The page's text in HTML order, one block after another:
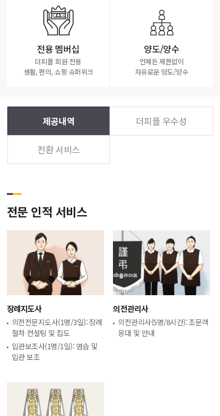
전용 멤버십
더피플 회원 전용
생활, 편의, 쇼핑 슈퍼위크
양도/양수
언제든 제한없이
자유로운 양도/양수
제공내역 더피플 우수성
전환 서비스
전문 인적 서비스
장례지도사
의전전문지도사(1명/3일): 장례
절차 컨설팅 및 집도
입관보조사(1명/1일): 염습 및
입관 보조
의전관리사
의전관리사(5명/8시간): 조문객
응대 및 안내